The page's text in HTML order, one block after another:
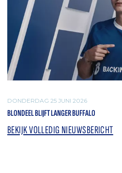
DONDERDAG 25 JUNI 2026
BLONDEEL BLIJFT LANGER BUFFALO
BEKIJK VOLLEDIG NIEUWSBERICHT